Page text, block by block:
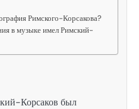
Римского-Корсакова?
в музыке имел Римский-
Корсаков был